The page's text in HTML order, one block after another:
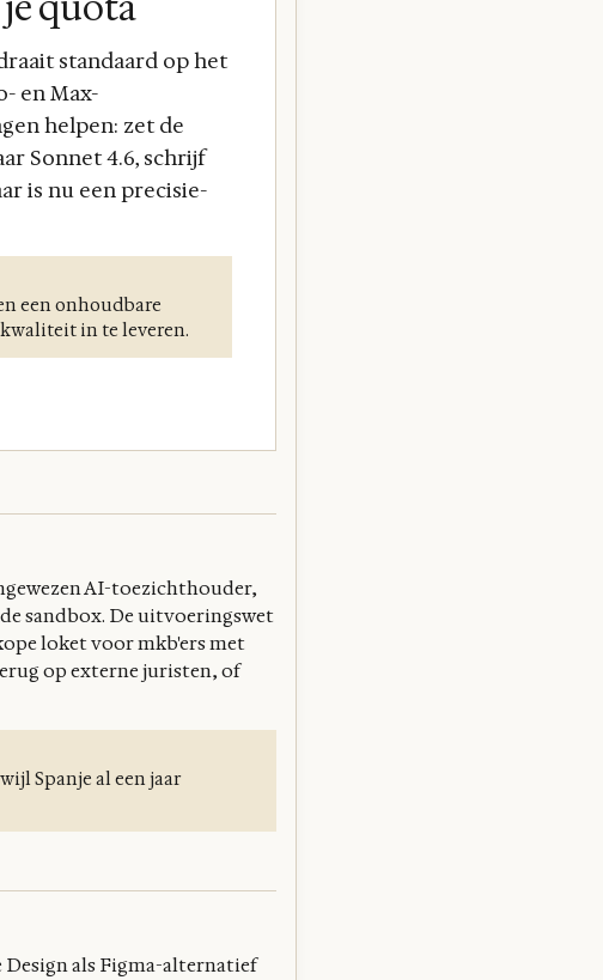
standaard op het
en Max-
helpen: zet de
Sonnet 4.6, schrijf
is nu een precisie-
een onhoudbare
in te leveren.
AI-toezichthouder,
sandbox. De uitvoeringswet
loket voor mkb'ers met
op externe juristen, of
Spanje al een jaar
Design als Figma-alternatief